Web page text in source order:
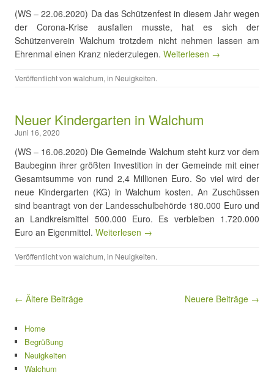
(WS – 22.06.2020) Da das Schützenfest in diesem Jahr wegen
der Corona-Krise ausfallen musste, hat es sich der
Schützenverein Walchum trotzdem nicht nehmen lassen am
Ehrenmal einen Kranz niederzulegen. Weiterlesen →
Veröffentlicht von walchum, in Neuigkeiten.
Neuer Kindergarten in Walchum
Juni 16, 2020
(WS – 16.06.2020) Die Gemeinde Walchum steht kurz vor dem
Baubeginn ihrer größten Investition in der Gemeinde mit einer
Gesamtsumme von rund 2,4 Millionen Euro. So viel wird der
neue Kindergarten (KG) in Walchum kosten. An Zuschüssen
sind beantragt von der Landesschulbehörde 180.000 Euro und
an Landkreismittel 500.000 Euro. Es verbleiben 1.720.000
Euro an Eigenmittel. Weiterlesen →
Veröffentlicht von walchum, in Neuigkeiten.
Beitragsnavigation
← Ältere Beiträge Neuere Beiträge →
Home
Begrüßung
Neuigkeiten
Walchum